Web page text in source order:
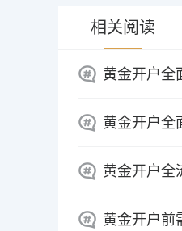
相关阅读
黄金开户全
黄金开户全
黄金开户全
黄金开户前